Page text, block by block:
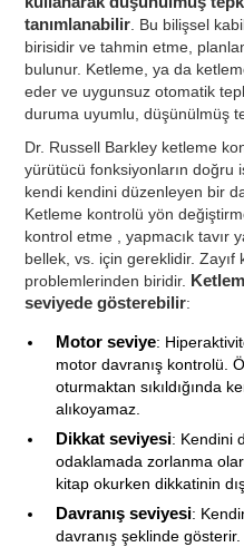
tanımlanabilir . Bu bilişsel
birisidir ve tahmin etme,
bulunur. Ketleme, ya da
eder ve uygunsuz otomatik
duruma uyumlu, düşünülmüş
Dr. Russell Barkley ketleme
yürütücü fonksiyonların doğru
kendi kendini düzenleyen bir
Ketleme kontrolü yön
kontrol etme , yapmacık tavır
bellek, vs. için gereklidir.
problemlerinden biridir.
seviyede gösterebilir:
Motor seviye:
motor davranış kontrolü.
oturmaktan sıkıldığında
alıkoyamaz.
Dikkat seviyesi: Kendini
odaklamada zorlanma
kitap okurken dikkatinin
Davranış seviyesi:
davranış şeklinde